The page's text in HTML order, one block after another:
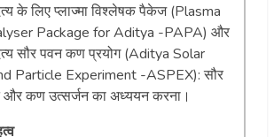
के लिए प्लाज्मा विश्लेषक पैकेज (Plasma
Package for Aditya -PAPA) और
सौर पवन कण प्रयोग (Aditya Solar
Particle Experiment -ASPEX): सौर
और कण उत्सर्जन का अध्ययन करना।